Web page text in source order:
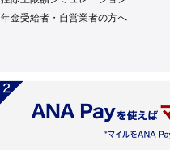
年金受給者・自営業者の方へ